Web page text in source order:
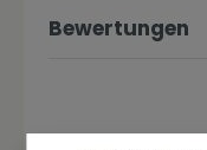
Bewertungen